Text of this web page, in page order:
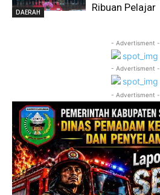
DAERAH
Ribuan Pelajar
- Advertisment -
- Advertisment -
- Advertisment -